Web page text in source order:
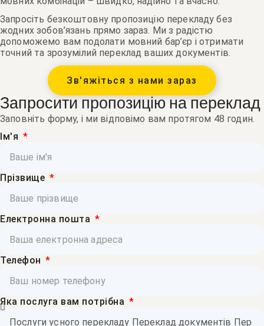
Запросіть безкоштовну пропозицію перекладу без
жодних зобов’язань прямо зараз. Ми з радістю
допоможемо вам подолати мовний бар’єр і отримати
точний та зрозумілий переклад ваших документів.
Зв'яжіться з нами зараз
Запросити пропозицію на переклад
Заповніть форму, і ми відповімо вам протягом 48 годин.
Ім'я
Прізвище
Електронна пошта
Телефон
Яка послуга вам потрібна